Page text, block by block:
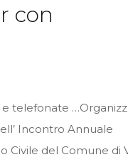
con
e telefonate
Incontro Annuale
Civile del Comune di